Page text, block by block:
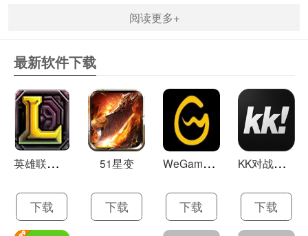
阅读更多+
最新软件下载
英
雄联盟LOL 13.21
下载
51星变
下载
W
eGame(腾讯游戏平台TGP) 5.10.19.1000
下载
K
K对战平台 1.0.1
下载